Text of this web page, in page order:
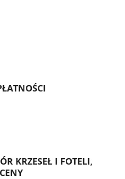
KRZESEŁ I FOTELI,